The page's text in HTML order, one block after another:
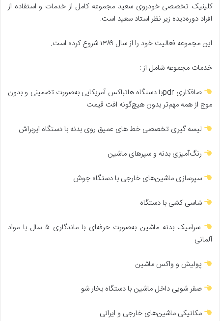
کلینیک تخصصی خودروی سعید مجموعه کامل از خدمات و استفاده از
افراد دوره‌دیده زیر نظر استاد سعید است.
این مجموعه فعالیت خود را از سال ۱۳۸۹ شروع کرده است.
خدمات مجموعه شامل از :
صافکاری pdrبا دستگاه هاتباکس آمریکایی به‌صورت تضمینی و بدون
موج از همه مهم‌تر بدون هیچ‌گونه افت قیمت
لیسه گیری تخصصی خط های عمیق روی بدنه با دستگاه ایربراش
رنگ‌آمیزی بدنه و سپرهای ماشین
سپرسازی ماشین‌های خارجی با دستگاه جوش
شاسی کشی با دستگاه
سرامیک بدنه ماشین به‌صورت حرفه‌ای با ماندگاری ۵ سال با مواد
آلمانی
پولیش و واکس ماشین
صفر شویی داخل ماشین با دستگاه بخار شو
مکانیکی ماشین‌های خارجی و ایرانی